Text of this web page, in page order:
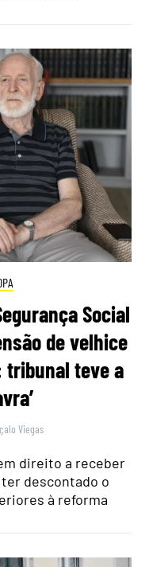
Social
de velhice
tribunal teve a
Viegas
direito a receber
descontado o
à reforma